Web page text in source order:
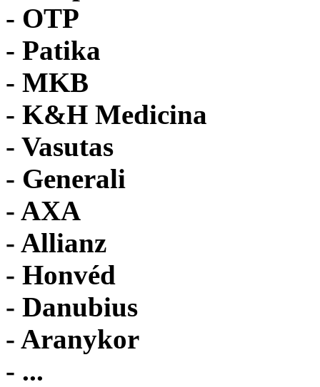
- OTP
- Patika
- MKB
- K&H Medicina
- Vasutas
- Generali
- AXA
- Allianz
- Honvéd
- Danubius
- Aranykor
- ...